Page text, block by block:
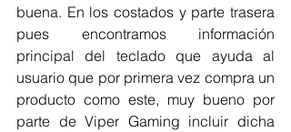
buena. En los costados y parte trasera
pues encontramos información
principal del teclado que ayuda al
usuario que por primera vez compra un
producto como este, muy bueno por
parte de Viper Gaming incluir dicha